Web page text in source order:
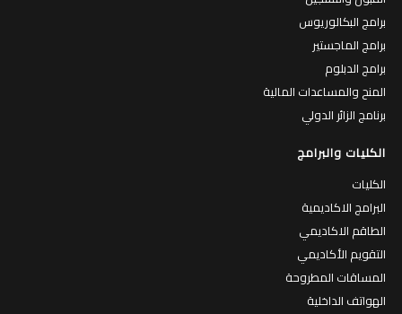
برامج البكالوريوس
برامج الماجستير
برامج الدبلوم
المنح والمساعدات المالية
برنامج الزائر الدولي
الكليات والبرامج
الكليات
البرامج الاكاديمية
الطاقم الاكاديمي
التقويم الأكاديمي
المساقات المطروحة
الهواتف الداخلية